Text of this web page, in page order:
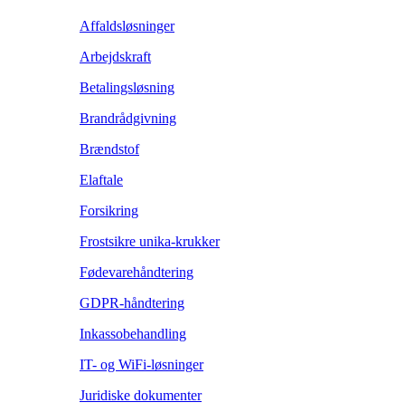
Affaldsløsninger
Arbejdskraft
Betalingsløsning
Brandrådgivning
Brændstof
Elaftale
Forsikring
Frostsikre unika-krukker
Fødevarehåndtering
GDPR-håndtering
Inkassobehandling
IT- og WiFi-løsninger
Juridiske dokumenter